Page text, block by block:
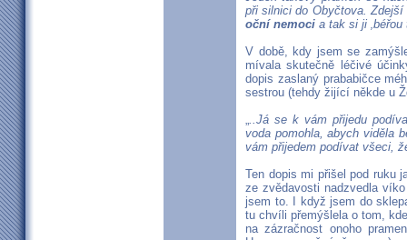
při silnici do Obyčtova.
oční nemoci a tak si ji ‚béřou
V době, kdy jsem se
mívala skutečně léčivé
dopis zaslaný prababičce
sestrou (tehdy žijící někde u
„..Já se k vám přijedu
voda pomohla, abych viděla
vám přijedem podívat všeci,
Ten dopis mi přišel pod ruku
ze zvědavosti nadzvedla
jsem to. I když jsem do
tu chvíli přemýšlela o tom,
na zázračnost onoho